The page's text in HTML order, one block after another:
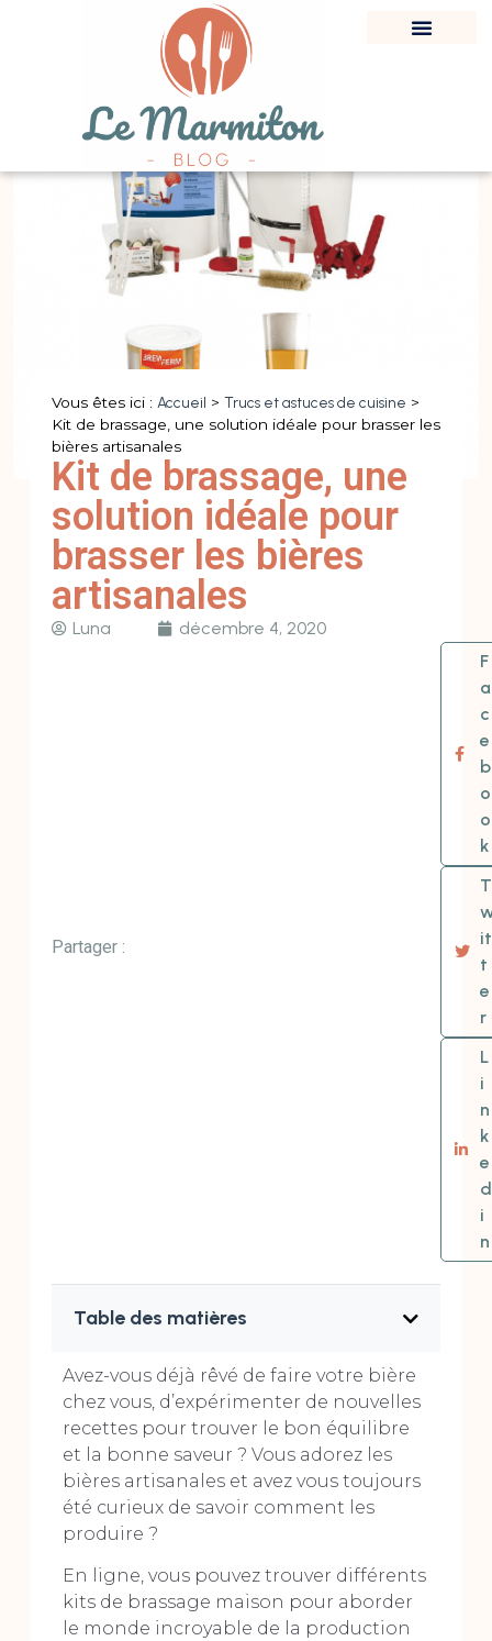
Vous êtes ici : Accueil > Trucs et astuces de cuisine >
Kit de brassage, une solution idéale pour brasser les
bières artisanales
Kit de brassage, une
solution idéale pour
brasser les bières
artisanales
Luna décembre 4, 2020
Partager :
F
a
c
e
b
o
o
k
T
it
t
e
r
L
i
n
k
e
d
i
n
Table des matières
Avez-vous déjà rêvé de faire votre bière
chez vous, d’expérimenter de nouvelles
recettes pour trouver le bon équilibre
et la bonne saveur ? Vous adorez les
bières artisanales et avez vous toujours
été curieux de savoir comment les
produire ?
En ligne, vous pouvez trouver différents
kits de brassage maison pour aborder
le monde incroyable de la production